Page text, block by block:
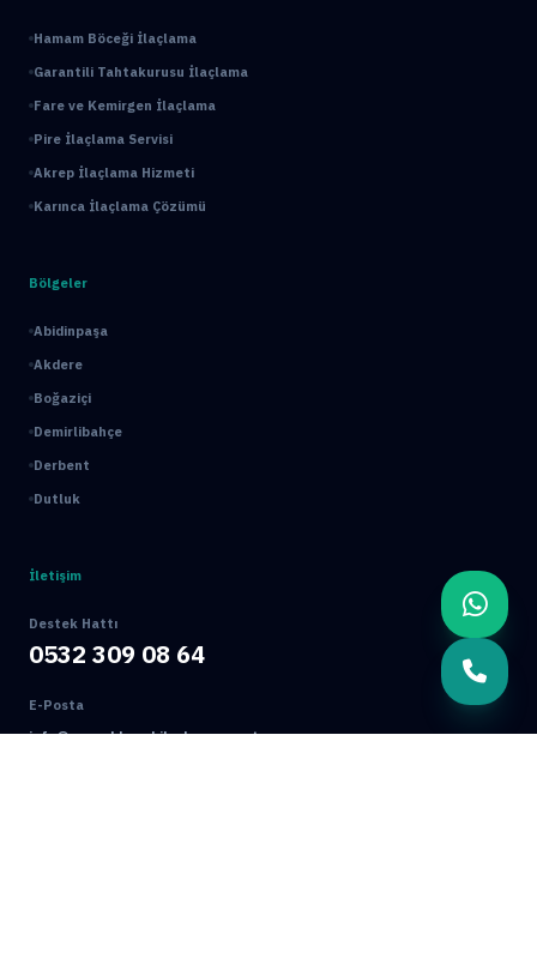
Hamam Böceği İlaçlama
Garantili Tahtakurusu İlaçlama
Fare ve Kemirgen İlaçlama
Pire İlaçlama Servisi
Akrep İlaçlama Hizmeti
Karınca İlaçlama Çözümü
Bölgeler
Abidinpaşa
Akdere
Boğaziçi
Demirlibahçe
Derbent
Dutluk
İletişim
Destek Hattı
0532 309 08 64
E-Posta
info@mamakbocekilaclama.com.tr